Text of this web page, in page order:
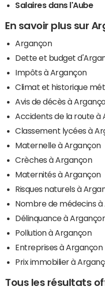
Salaires dans l'Aube
En savoir plus sur
Argançon
Dette et budget
Impôts à Argançon
Climat et historique
Avis de décès à
Accidents de la route à
Classement lycées à
Maternelle à Argançon
Crèches à Argançon
Maternités à Argançon
Risques naturels à
Nombre de médecins à
Délinquance à
Pollution à Argançon
Entreprises à Argançon
Prix immobilier à
Tous les résultats